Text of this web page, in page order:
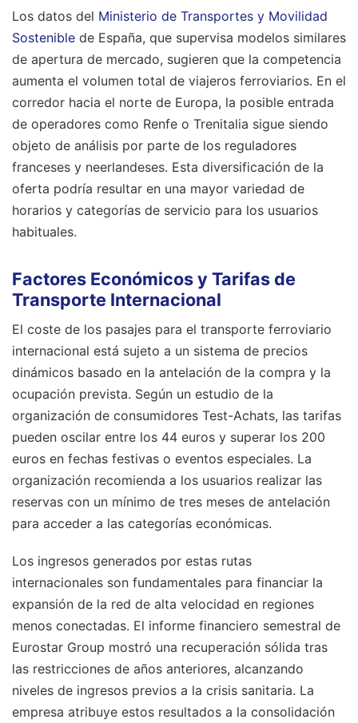
Los datos del Ministerio de Transportes y Movilidad
Sostenible de España, que supervisa modelos similares
de apertura de mercado, sugieren que la competencia
aumenta el volumen total de viajeros ferroviarios. En el
corredor hacia el norte de Europa, la posible entrada
de operadores como Renfe o Trenitalia sigue siendo
objeto de análisis por parte de los reguladores
franceses y neerlandeses. Esta diversificación de la
oferta podría resultar en una mayor variedad de
horarios y categorías de servicio para los usuarios
habituales.
Factores Económicos y Tarifas de
Transporte Internacional
El coste de los pasajes para el transporte ferroviario
internacional está sujeto a un sistema de precios
dinámicos basado en la antelación de la compra y la
ocupación prevista. Según un estudio de la
organización de consumidores Test-Achats, las tarifas
pueden oscilar entre los 44 euros y superar los 200
euros en fechas festivas o eventos especiales. La
organización recomienda a los usuarios realizar las
reservas con un mínimo de tres meses de antelación
para acceder a las categorías económicas.
Los ingresos generados por estas rutas
internacionales son fundamentales para financiar la
expansión de la red de alta velocidad en regiones
menos conectadas. El informe financiero semestral de
Eurostar Group mostró una recuperación sólida tras
las restricciones de años anteriores, alcanzando
niveles de ingresos previos a la crisis sanitaria. La
empresa atribuye estos resultados a la consolidación